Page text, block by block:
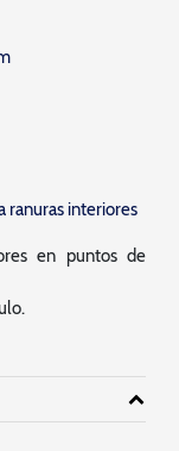
ranuras interiores
en puntos de